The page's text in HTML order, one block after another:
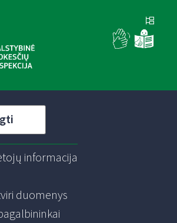
informacija
duomenys